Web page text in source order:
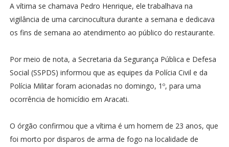
A vítima se chamava Pedro Henrique, ele trabalhava na
vigilância de uma carcinocultura durante a semana e dedicava
os fins de semana ao atendimento ao público do restaurante.
Por meio de nota, a Secretaria da Segurança Pública e Defesa
Social (SSPDS) informou que as equipes da Polícia Civil e da
Polícia Militar foram acionadas no domingo, 1º, para uma
ocorrência de homicídio em Aracati.
O órgão confirmou que a vítima é um homem de 23 anos, que
foi morto por disparos de arma de fogo na localidade de